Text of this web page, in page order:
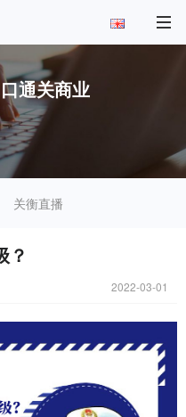
通关商业
关衡直播
？
2022-03-01